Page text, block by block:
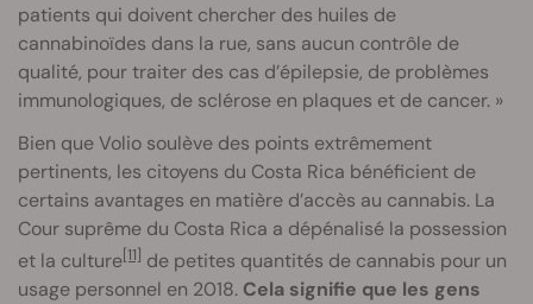
patients qui doivent chercher des huiles de
cannabinoïdes dans la rue, sans aucun contrôle de
qualité, pour traiter des cas d’épilepsie, de problèmes
immunologiques, de sclérose en plaques et de cancer. »
Bien que Volio soulève des points extrêmement
pertinents, les citoyens du Costa Rica bénéficient de
certains avantages en matière d’accès au cannabis. La
Cour suprême du Costa Rica a dépénalisé la possession
et la culture[11] de petites quantités de cannabis pour un
usage personnel en 2018. Cela signifie que les gens